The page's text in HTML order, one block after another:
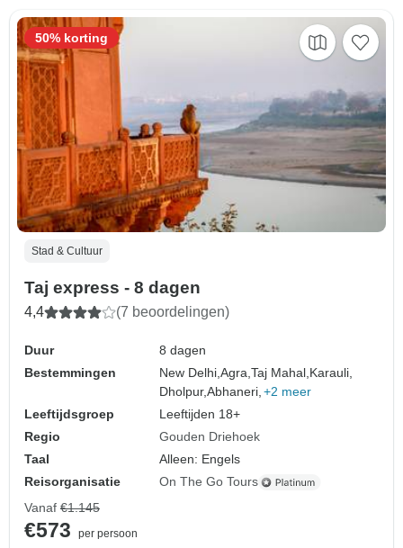
Stad & Cultuur
Taj express - 8 dagen
4,4 (7 beoordelingen)
Duur
8 dagen
Bestemmingen
New Delhi,Agra,Taj Mahal,Karauli,
Dholpur,Abhaneri, +2 meer
Leeftijdsgroep
Leeftijden 18+
Regio
Gouden Driehoek
Taal
Alleen: Engels
Reisorganisatie
On The Go Tours
50% korting
Vanaf €1.145
€573 per persoon